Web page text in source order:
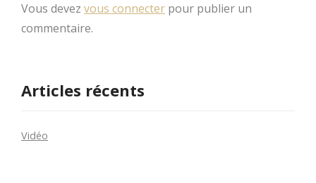
Vous devez vous connecter pour publier un
commentaire.
Articles récents
Vidéo